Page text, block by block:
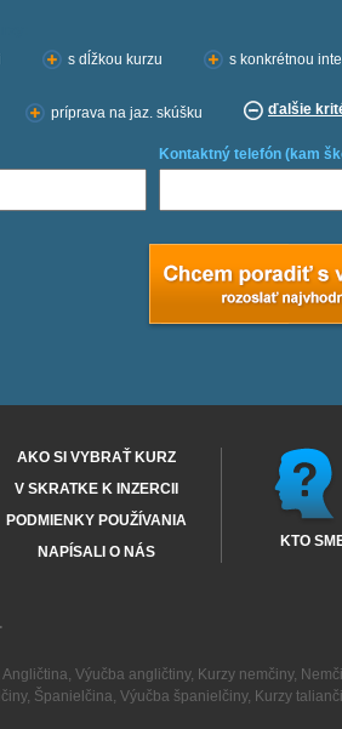
s dĺžkou kurzu s konkrétnou
príprava na jaz. skúšku ďalšie
Kontaktný telefón (kam
AKO SI VYBRAŤ KURZ
V SKRATKE K INZERCII
PODMIENKY POUŽÍVANIA
NAPÍSALI O NÁS
KTO
Angličtina, Výučba angličtiny, Kurzy nemčiny,
, Španielčina, Výučba španielčiny, Kurzy